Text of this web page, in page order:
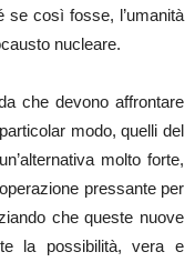
se così fosse, l’umanità
nucleare.
che devono affrontare
modo, quelli del
molto forte,
pressante per
che queste nuove
la possibilità, vera e